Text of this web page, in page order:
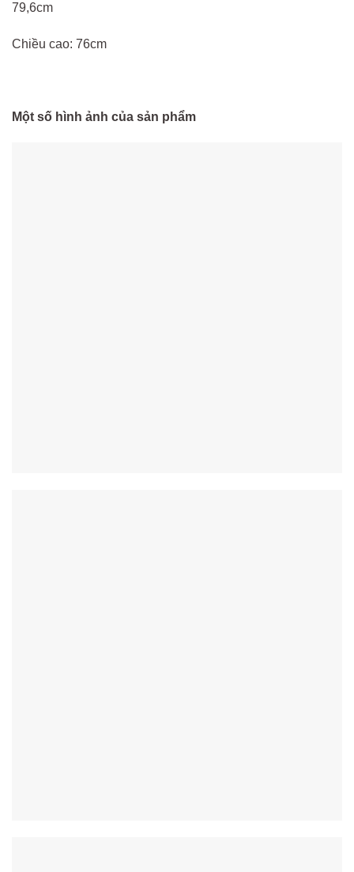
79,6cm
Chiều cao: 76cm
Một số hình ảnh của sản phẩm